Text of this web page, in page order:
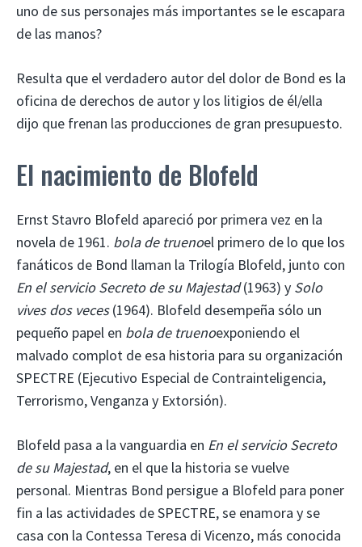
uno de sus personajes más importantes se le escapara
de las manos?
Resulta que el verdadero autor del dolor de Bond es la
oficina de derechos de autor y los litigios de él/ella
dijo que frenan las producciones de gran presupuesto.
El nacimiento de Blofeld
Ernst Stavro Blofeld apareció por primera vez en la
novela de 1961. bola de truenoel primero de lo que los
fanáticos de Bond llaman la Trilogía Blofeld, junto con
En el servicio Secreto de su Majestad(1963) y Solo
vives dos veces(1964). Blofeld desempeña sólo un
pequeño papel en bola de truenoexponiendo el
malvado complot de esa historia para su organización
SPECTRE (Ejecutivo Especial de Contrainteligencia,
Terrorismo, Venganza y Extorsión).
Blofeld pasa a la vanguardia en En el servicio Secreto
de su Majestad, en el que la historia se vuelve
personal. Mientras Bond persigue a Blofeld para poner
fin a las actividades de SPECTRE, se enamora y se
casa con la Contessa Teresa di Vicenzo, más conocida